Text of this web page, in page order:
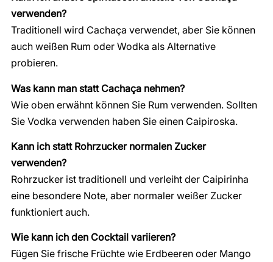
verwenden?
Traditionell wird Cachaça verwendet, aber Sie können
auch weißen Rum oder Wodka als Alternative
probieren.
Was kann man statt Cachaça nehmen?
Wie oben erwähnt können Sie Rum verwenden. Sollten
Sie Vodka verwenden haben Sie einen Caipiroska.
Kann ich statt Rohrzucker normalen Zucker
verwenden?
Rohrzucker ist traditionell und verleiht der Caipirinha
eine besondere Note, aber normaler weißer Zucker
funktioniert auch.
Wie kann ich den Cocktail variieren?
Fügen Sie frische Früchte wie Erdbeeren oder Mango